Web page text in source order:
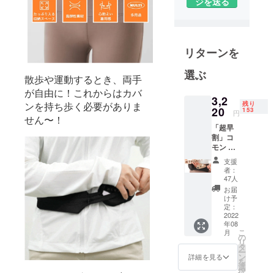
散歩や運動するとき、両手
が自由に！これからはカバ
ンを持ち歩く必要がありま
せん〜！
楽しめるよ
す。
リターンを
選ぶ
3,2
20 円
残り
153
「超早
割」コ
モン ポ
ケット
ベルト
x 1個 -
200個限
成品 :
コモン
ポケッ
トベル
ト x 1個
※ご注文
状況、
支援
者：
47人
お届
け予
定：
2022
年08
月
詳細を見る
こ
の
リ
タ
ー
ン
を
選